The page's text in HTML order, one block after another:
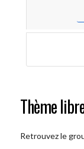
Thème
Retrouvez le